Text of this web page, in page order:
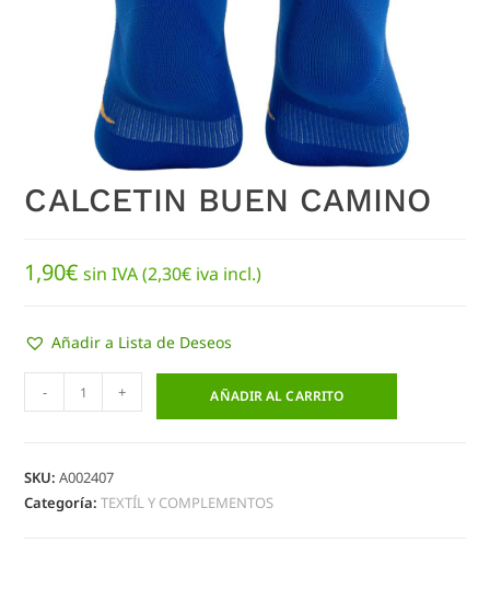
CALCETIN BUEN CAMINO
1,90€ sin IVA (2,30€ iva incl.)
Añadir a Lista de Deseos
- + AÑADIR AL CARRITO
SKU:A002407
Categoría:TEXTÍL Y COMPLEMENTOS